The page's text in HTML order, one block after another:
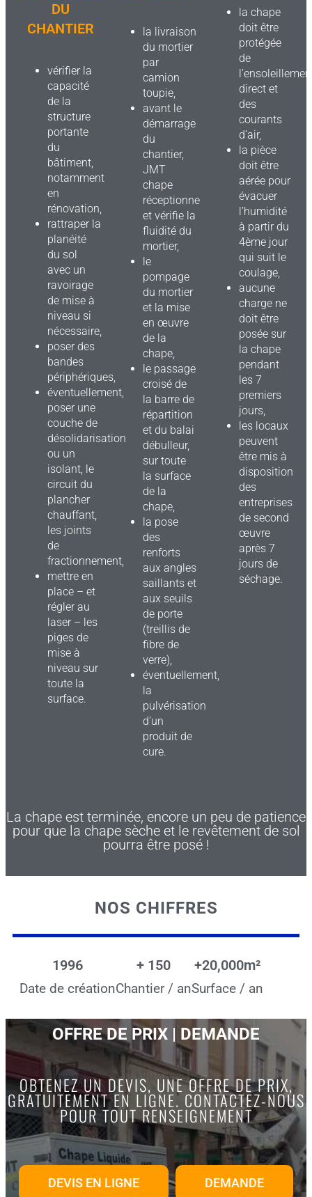
DU
CHANTIER
vérifier la
capacité
de la
structure
portante
du
bâtiment,
notamment
en
rénovation,
rattraper la
planéité
du sol
avec un
ravoirage
de mise à
niveau si
nécessaire,
poser des
bandes
périphériques,
éventuellement,
poser une
couche de
désolidarisation
ou un
isolant, le
circuit du
plancher
chauffant,
les joints
de
fractionnement,
mettre en
place – et
régler au
laser – les
piges de
mise à
niveau sur
toute la
surface.
la livraison
du mortier
par
camion
toupie,
avant le
démarrage
du
chantier,
JMT
chape
réceptionne
et vérifie la
fluidité du
mortier,
le
pompage
du mortier
et la mise
en œuvre
de la
chape,
le passage
croisé de
la barre de
répartition
et du balai
débulleur,
sur toute
la surface
de la
chape,
la pose
des
renforts
aux angles
saillants et
aux seuils
de porte
(treillis de
fibre de
verre),
éventuellement,
la
pulvérisation
d’un
produit de
cure.
la chape
doit être
protégée
de
direct et
des
courants
d’air,
la pièce
doit être
aérée pour
évacuer
l’humidité
à partir du
4ème jour
qui suit le
coulage,
aucune
charge ne
doit être
posée sur
la chape
pendant
les 7
premiers
jours,
les locaux
peuvent
être mis à
disposition
des
entreprises
de second
œuvre
après 7
jours de
séchage.
La chape est terminée, encore un peu de patience
pour que la chape sèche et le revêtement de sol
pourra être posé !
NOS CHIFFRES
Date de création
1996
Chantier / an
+ 150
Surface / an
+20,000m²
OFFRE DE PRIX | DEMANDE
OBTENEZ UN DEVIS, UNE OFFRE DE PRIX,
GRATUITEMENT EN LIGNE. CONTACTEZ-NOUS
POUR TOUT RENSEIGNEMENT
DEVIS EN LIGNE DEMANDE